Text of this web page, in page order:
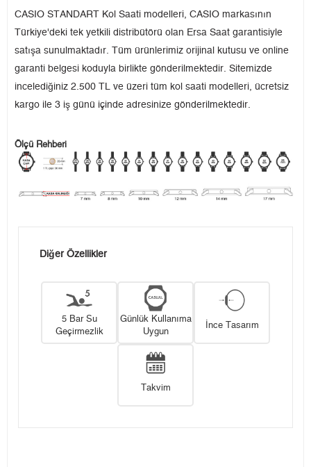
CASIO STANDART Kol Saati modelleri, CASIO markasının
Türkiye'deki tek yetkili distribütörü olan Ersa Saat garantisiyle
satışa sunulmaktadır. Tüm ürünlerimiz orijinal kutusu ve online
garanti belgesi koduyla birlikte gönderilmektedir. Sitemizde
incelediğiniz 2.500 TL ve üzeri tüm kol saati modelleri, ücretsiz
kargo ile 3 iş günü içinde adresinize gönderilmektedir.
Ölçü Rehberi
Diğer Özellikler
5 Bar Su
Geçirmezlik
Günlük Kullanıma
Uygun
İnce Tasarım
Takvim